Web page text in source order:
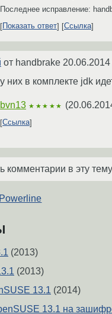
Последнее исправление:
Показать ответ
Ссылка
от handbrake
у них в комплекте jdk
bvn13 ★★★★★ (
Ссылка
комментарии в эту
(2013)
(2013)
13.1 (2014)
13.1 на